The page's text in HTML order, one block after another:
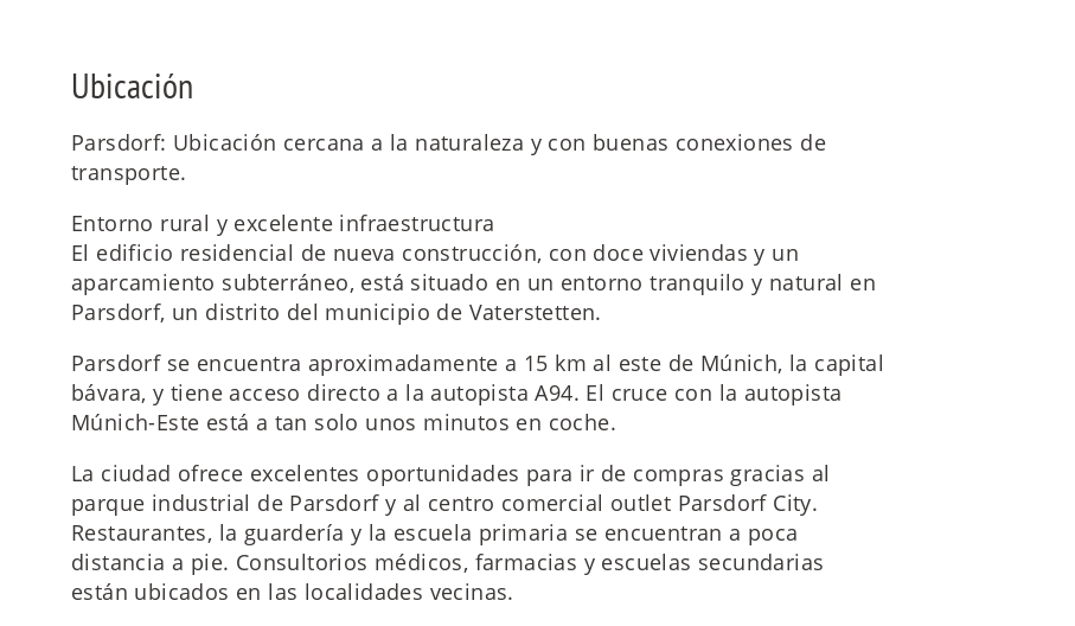
Ubicación
Parsdorf: Ubicación cercana a la naturaleza y con buenas conexiones de
transporte.
Entorno rural y excelente infraestructura
El edificio residencial de nueva construcción, con doce viviendas y un
aparcamiento subterráneo, está situado en un entorno tranquilo y natural en
Parsdorf, un distrito del municipio de Vaterstetten.
Parsdorf se encuentra aproximadamente a 15 km al este de Múnich, la capital
bávara, y tiene acceso directo a la autopista A94. El cruce con la autopista
Múnich-Este está a tan solo unos minutos en coche.
La ciudad ofrece excelentes oportunidades para ir de compras gracias al
parque industrial de Parsdorf y al centro comercial outlet Parsdorf City.
Restaurantes, la guardería y la escuela primaria se encuentran a poca
distancia a pie. Consultorios médicos, farmacias y escuelas secundarias
están ubicados en las localidades vecinas.